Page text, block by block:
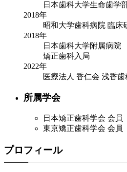
日本歯科大学生命歯学
2018年
昭和大学歯科病院 臨床
2018年
日本歯科大学附属病院
矯正歯科入局
2022年
医療法人 香仁会 浅香
所属学会
日本矯正歯科学会 会員
東京矯正歯科学会 会員
プロフィール